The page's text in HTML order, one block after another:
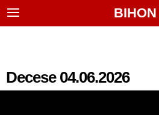
BIHON
Decese 04.06.2026